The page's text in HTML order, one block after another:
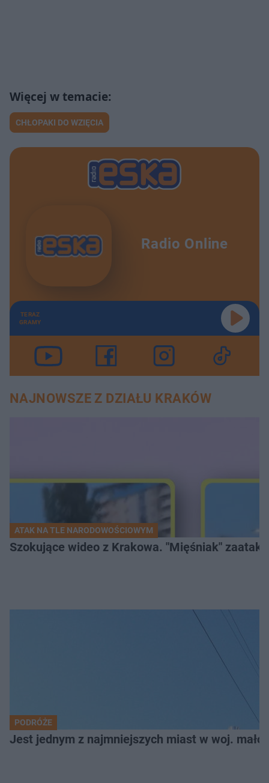
CHŁOPAKI DO WZIĘCIA
Radio Online
TERAZ
GRAMY
NAJNOWSZE Z DZIAŁU KRAKÓW
ATAK NA TLE NARODOWOŚCIOWYM
Szokujące wideo z Krakowa. "Mięśniak"
PODRÓŻE
Jest jednym z najmniejszych miast w woj.